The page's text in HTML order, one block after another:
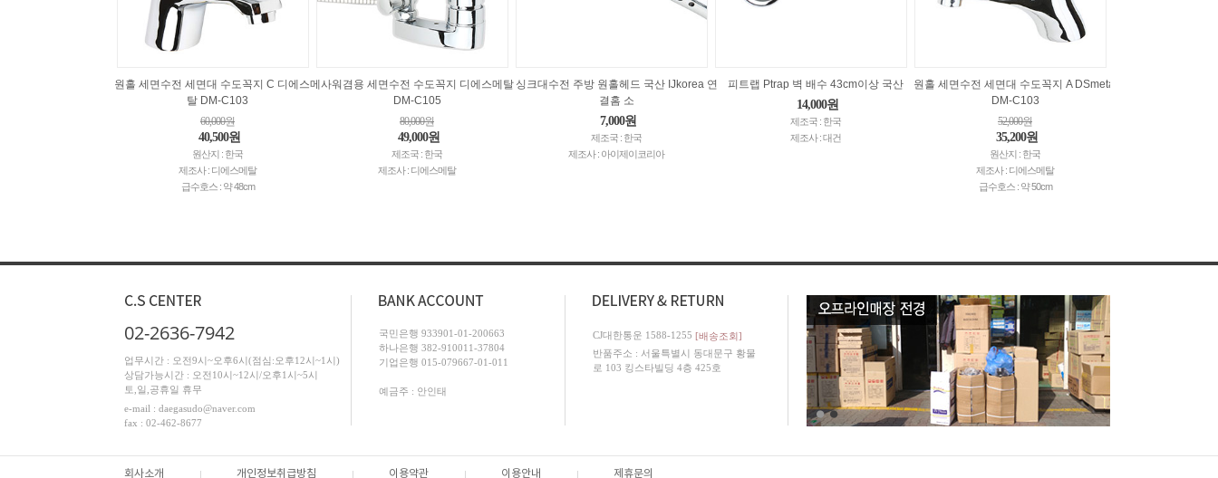
원홀 세면수전 세면대 수도꼭지 C 디에스메
탈 DM-C103
60,000원
40,500원
원산지 : 한국
제조사 : 디에스메탈
급수호스 : 약 48cm
사워겸용 세면수전 수도꼭지 디에스메탈
DM-C105
80,000원
49,000원
제조국 : 한국
제조사 : 디에스메탈
싱크대수전 주방 원홀헤드 국산 IJkorea 연
결홈 소
7,000원
제조국 : 한국
제조사 : 아이제이코리아
피트랩 Ptrap 벽 배수 43cm이상 국산
14,000원
제조국 : 한국
제조사 : 대건
원홀 세면수전 세면대 수도꼭지 A DSmetal
DM-C103
52,000원
35,200원
원산지 : 한국
제조사 : 디에스메탈
급수호스 : 약 50cm
02-2636-7942
업무시간 : 오전9시~오후6시(점심:오후12시~1시)
상담가능시간 : 오전10시~12시/오후1시~5시
토,일,공휴일 휴무
e-mail : daegasudo@naver.com
fax : 02-462-8677
국민은행 933901-01-200663
하나은행 382-910011-37804
기업은행 015-079667-01-011
예금주 : 안인태
CJ대한통운 1588-1255 [배송조회]
반품주소 : 서울특별시 동대문구 황물
로 103 킹스타빌딩 4층 425호
회사소개 개인정보취급방침 이용약관 이용안내 제휴문의